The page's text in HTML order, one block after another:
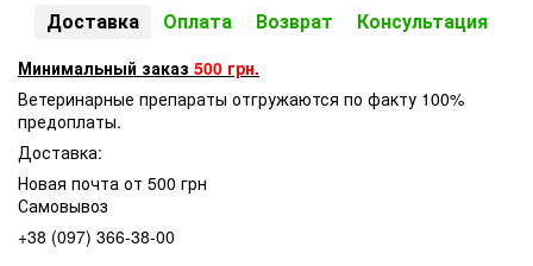
Доставка Оплата Возврат Консультация
Минимальный заказ 500 грн.
Ветеринарные препараты отгружаются по факту 100%
предоплаты.
Доставка:
Новая почта от 500 грн
Самовывоз
+38 (097) 366-38-00